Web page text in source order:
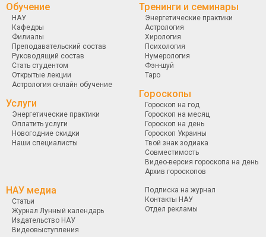
Обучение
НАУ
Кафедры
Филиалы
Преподавательский состав
Руководящий состав
Стать студентом
Открытые лекции
Астрология онлайн обучение
Услуги
Энергетические практики
Оплатить услуги
Новогодние скидки
Наши специалисты
Тренинги и семинары
Энергетические практики
Астрология
Хирология
Психология
Нумерология
Фэн-шуй
Таро
Гороскопы
Гороскоп на год
Гороскоп на месяц
Гороскоп на день
Гороскоп Украины
Твой знак зодиака
Совместимость
Видео-версия гороскопа на день
Архив гороскопов
НАУ медиа
Статьи
Журнал Лунный календарь
Издательство НАУ
Видеовыступления
Подписка на журнал
Контакты НАУ
Отдел рекламы